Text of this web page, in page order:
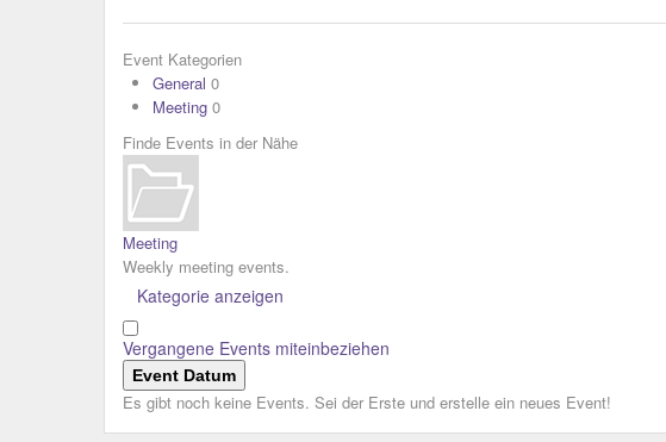
Event Kategorien
General 0
Meeting 0
Finde Events in der Nähe
Meeting
Weekly meeting events.
Kategorie anzeigen
Vergangene Events miteinbeziehen
Event Datum
Es gibt noch keine Events. Sei der Erste und erstelle ein neues Event!